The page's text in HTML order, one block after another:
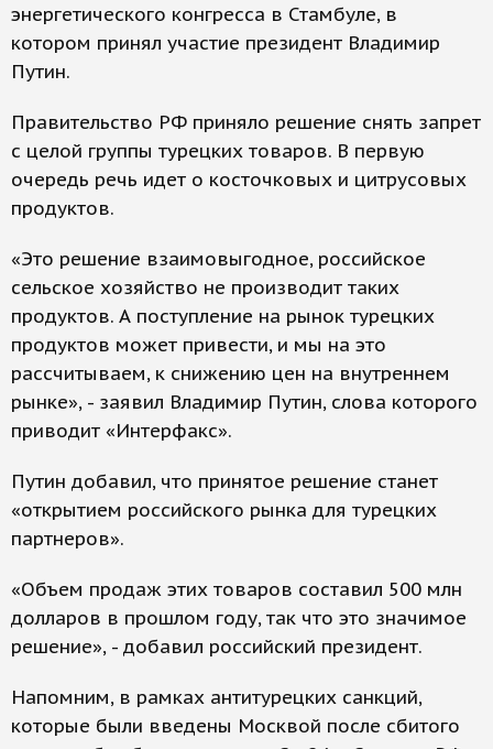
энергетического конгресса в Стамбуле, в
котором принял участие президент Владимир
Путин.
Правительство РФ приняло решение снять запрет
с целой группы турецких товаров. В первую
очередь речь идет о косточковых и цитрусовых
продуктов.
«Это решение взаимовыгодное, российское
сельское хозяйство не производит таких
продуктов. А поступление на рынок турецких
продуктов может привести, и мы на это
рассчитываем, к снижению цен на внутреннем
рынке», - заявил Владимир Путин, слова которого
приводит «Интерфакс».
Путин добавил, что принятое решение станет
«открытием российского рынка для турецких
партнеров».
«Объем продаж этих товаров составил 500 млн
долларов в прошлом году, так что это значимое
решение», - добавил российский президент.
Напомним, в рамках антитурецких санкций,
которые были введены Москвой после сбитого